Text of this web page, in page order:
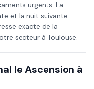
urgents. La
et la nuit suivante.
exacte de la
secteur à Toulouse.
le Ascension à